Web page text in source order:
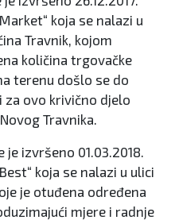
koja se nalazi u
Travnik, kojom
količina trgovačke
terenu došlo se do
za ovo krivično djelo
Travnika.
izvršeno 01.03.2018.
koja se nalazi u ulici
je otuđena određena
mjere i radnje